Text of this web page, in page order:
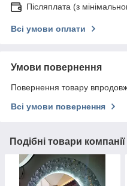
Післяплата (з
Всі умови оплати
Умови повернення
Повернення товару
Всі умови повернення
Подібні товари компанії